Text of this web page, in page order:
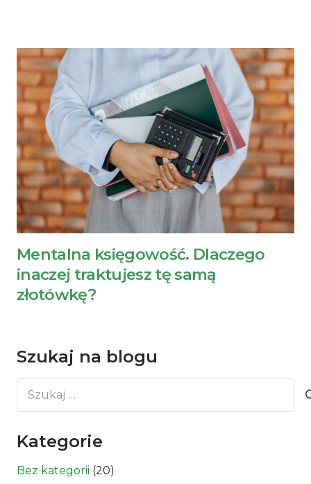
Mentalna księgowość. Dlaczego
inaczej traktujesz tę samą
złotówkę?
Szukaj na blogu
Szukaj:
Kategorie
Bez kategorii (20)